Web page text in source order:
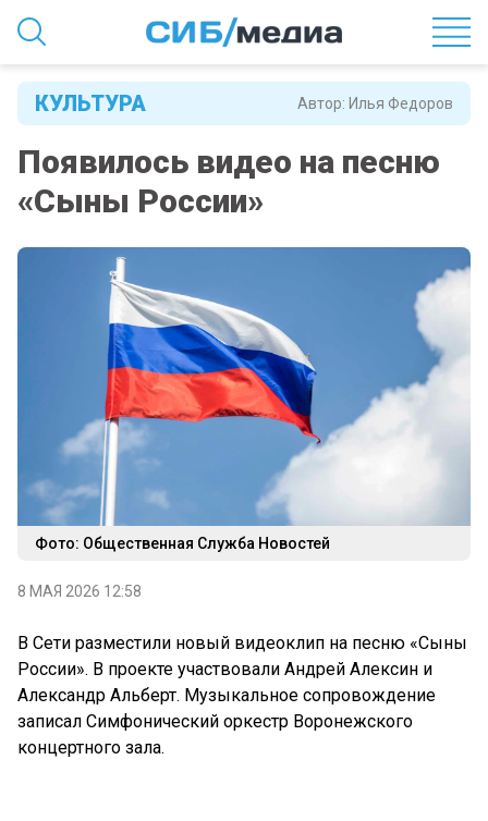
Автор: Илья Федоров
КУЛЬТУРА
Появилось видео на песню
«Сыны России»
Фото: Общественная Служба Новостей
8 МАЯ 2026 12:58
В Сети разместили новый видеоклип на песню «Сыны
России». В проекте участвовали Андрей Алексин и
Александр Альберт. Музыкальное сопровождение
записал Симфонический оркестр Воронежского
концертного зала.